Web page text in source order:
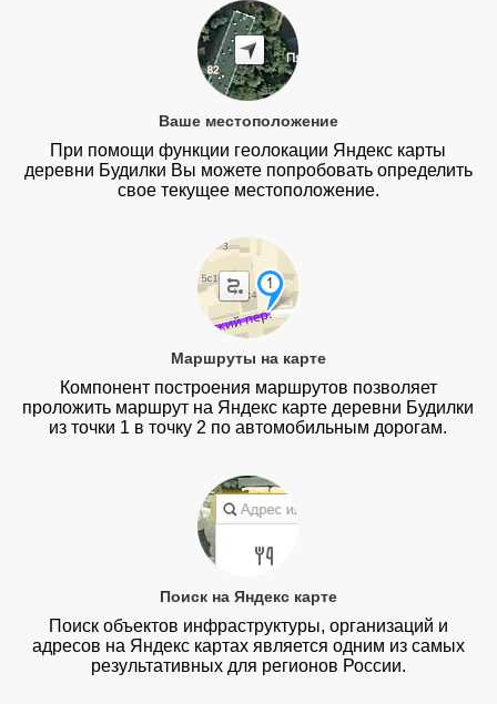
Ваше местоположение
При помощи функции геолокации Яндекс карты
деревни Будилки Вы можете попробовать определить
свое текущее местоположение.
Маршруты на карте
Компонент построения маршрутов позволяет
проложить маршрут на Яндекс карте деревни Будилки
из точки 1 в точку 2 по автомобильным дорогам.
Поиск на Яндекс карте
Поиск объектов инфраструктуры, организаций и
адресов на Яндекс картах является одним из самых
результативных для регионов России.